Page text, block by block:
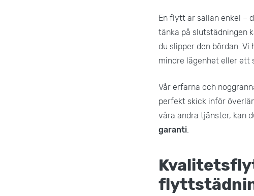
En flytt är sällan enkel –
tänka på slutstädningen
du slipper den bördan.
mindre lägenhet eller
Vår erfarna och
perfekt skick inför
våra andra tjänster, kan
garanti.